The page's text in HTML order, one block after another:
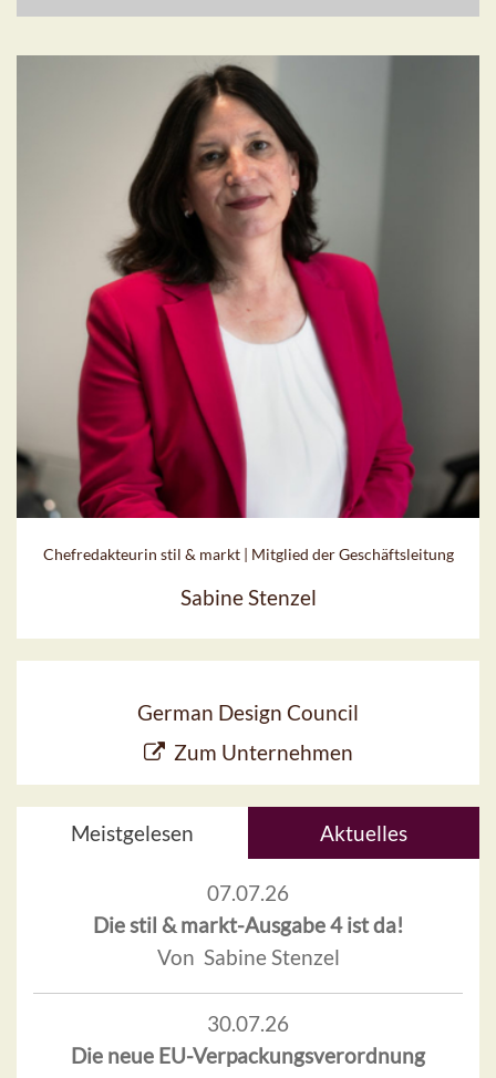
Chefredakteurin stil & markt | Mitglied der Geschäftsleitung
Sabine Stenzel
German Design Council
Zum Unternehmen
Meistgelesen Aktuelles
07.07.26
Die stil & markt-Ausgabe 4 ist da!
Von Sabine Stenzel
30.07.26
Die neue EU-Verpackungsverordnung